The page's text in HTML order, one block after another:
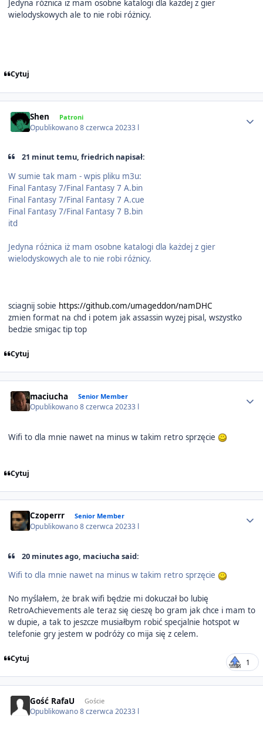
Jedyna różnica iż mam osobne katalogi dla każdej z gier
wielodyskowych ale to nie robi różnicy.
Cytuj
Shen Patroni
Opublikowano8 czerwca 20233 l
21 minut temu, friedrich napisał:
W sumie tak mam - wpis pliku m3u:
Final Fantasy 7/Final Fantasy 7 A.bin
Final Fantasy 7/Final Fantasy 7 A.cue
Final Fantasy 7/Final Fantasy 7 B.bin
itd
Jedyna różnica iż mam osobne katalogi dla każdej z gier
wielodyskowych ale to nie robi różnicy.
sciagnij sobie https://github.com/umageddon/namDHC
zmien format na chd i potem jak assassin wyzej pisal, wszystko
bedzie smigac tip top
Cytuj
maciucha Senior Member
Opublikowano8 czerwca 20233 l
Wifi to dla mnie nawet na minus w takim retro sprzęcie
Cytuj
Czoperrr Senior Member
Opublikowano8 czerwca 20233 l
20 minutes ago, maciucha said:
Wifi to dla mnie nawet na minus w takim retro sprzęcie
No myślałem, że brak wifi będzie mi dokuczał bo lubię
RetroAchievements ale teraz się cieszę bo gram jak chce i mam to
w dupie, a tak to jeszcze musiałbym robić specjalnie hotspot w
telefonie gry jestem w podróży co mija się z celem.
Cytuj 1
Gość RafaU Goście
Opublikowano8 czerwca 20233 l